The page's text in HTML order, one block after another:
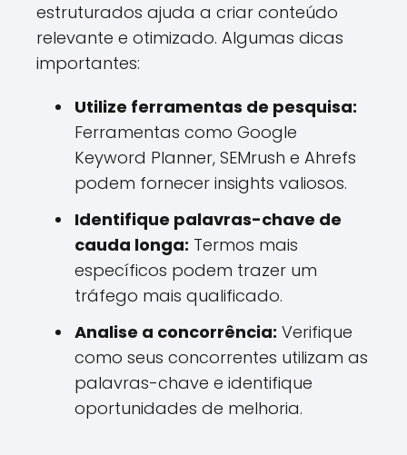
estruturados ajuda a criar conteúdo
relevante e otimizado. Algumas dicas
importantes:
Utilize ferramentas de pesquisa:
Ferramentas como Google
Keyword Planner, SEMrush e Ahrefs
podem fornecer insights valiosos.
Identifique palavras-chave de
cauda longa: Termos mais
específicos podem trazer um
tráfego mais qualificado.
Analise a concorrência: Verifique
como seus concorrentes utilizam as
palavras-chave e identifique
oportunidades de melhoria.